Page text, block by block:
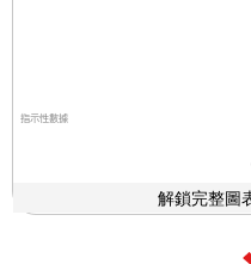
指示性數據
解鎖完整圖